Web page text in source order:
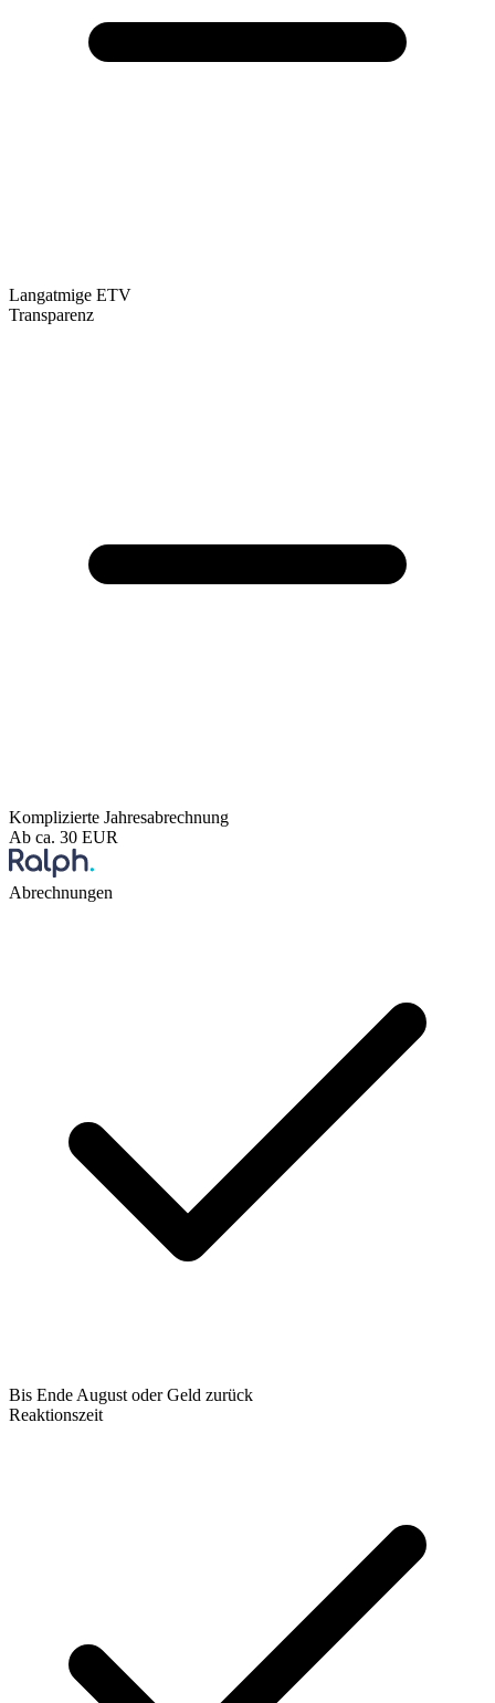
Langatmige ETV
Transparenz
Komplizierte Jahresabrechnung
Ab ca. 30 EUR
Abrechnungen
Bis Ende August oder Geld zurück
Reaktionszeit